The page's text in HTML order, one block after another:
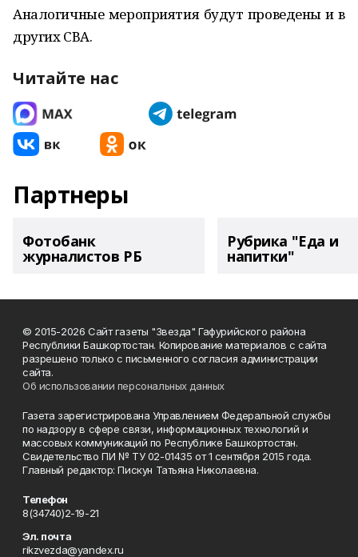
Аналогичные мероприятия будут проведены и в
других СВА.
Читайте нас
Партнеры
Фотобанк
журналистов РБ
Рубрика "Еда и
напитки"
© 2015-2026 Сайт газеты "Звезда" Гафурийского района
Республики Башкортостан. Копирование материалов с сайта
разрешено только с письменного согласия администрации
сайта.
Об использовании персональных данных
Газета зарегистрирована Управлением Федеральной службы
по надзору в сфере связи, информационных технологий и
массовых коммуникаций по Республике Башкортостан.
Свидетельство ПИ № ТУ 02-01435 от 1 сентября 2015 года.
Главный редактор: Пискун Татьяна Николаевна.
Телефон
8(34740)2-19-21
Эл. почта
rikzvezda@yandex.ru